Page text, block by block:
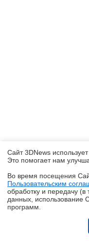
Обзор HONOR MagicPad
Сайт 3DNews
Это помогает нам
Во время посещения
Пользовательским
обработку и передачу (в
данных, использование
программ.